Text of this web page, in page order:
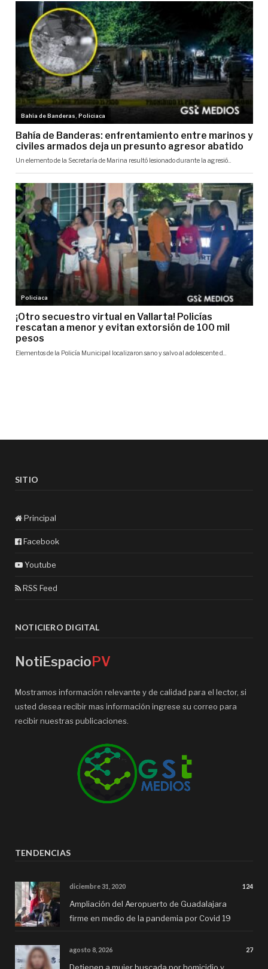
SITIO
Principal
Facebook
Youtube
RSS Feed
NOTICIERO DIGITAL
NotiEspacioPV
Mostramos información relevante y de calidad para el lector, si
usted desea recibir mas información ingrese su correo para
recibir nuestras publicaciones.
TENDENCIAS
diciembre 31, 2020 124
Ampliación del Aeropuerto de Guadalajara
firme en medio de la pandemia por Covid 19
agosto 8, 2026 27